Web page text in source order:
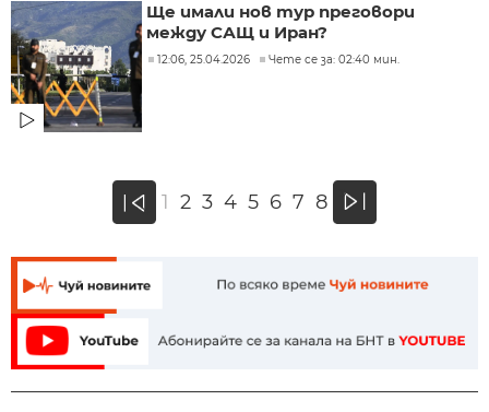
Ще имали нов тур преговори
между САЩ и Иран?
12:06, 25.04.2026 Чете се за: 02:40 мин.
« 1 2 3 4 5 6 7 8 »